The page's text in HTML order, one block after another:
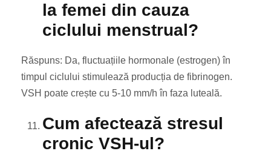
la femei din cauza
ciclului menstrual?
Răspuns: Da, fluctuațiile hormonale (estrogen) în
timpul ciclului stimulează producția de fibrinogen.
VSH poate crește cu 5-10 mm/h în faza luteală.
Cum afectează stresul
cronic VSH-ul?